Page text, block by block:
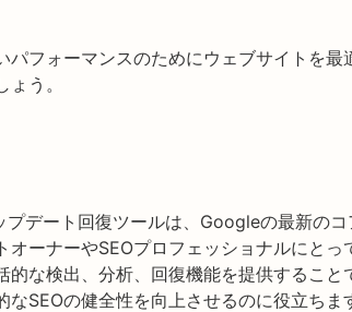
パフォーマンスのためにウェブサイトを最
う。
デート回復ツールは、Googleの最新のコ
オーナーやSEOプロフェッショナルにとっ
的な検出、分析、回復機能を提供すること
なSEOの健全性を向上させるのに役立ちま